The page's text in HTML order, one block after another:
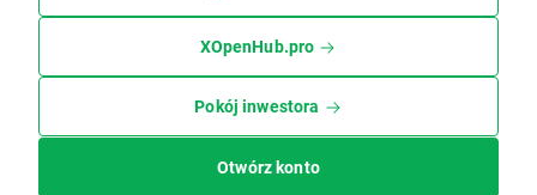
XOpenHub.pro
Pokój inwestora
Otwórz konto